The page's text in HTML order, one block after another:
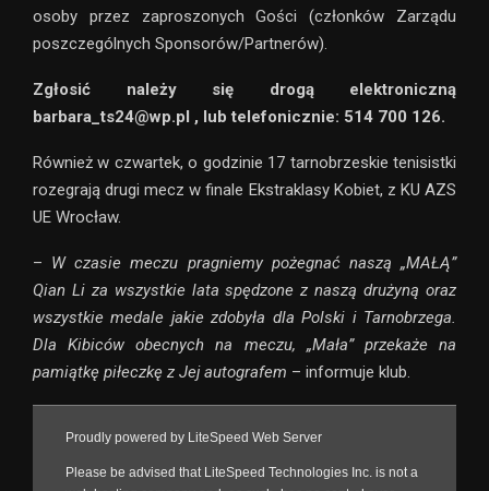
osoby przez zaproszonych Gości (członków Zarządu
poszczególnych Sponsorów/Partnerów).
Zgłosić należy się drogą elektroniczną
barbara_ts24@wp.pl , lub telefonicznie: 514 700 126.
Również w czwartek, o godzinie 17 tarnobrzeskie tenisistki
rozegrają drugi mecz w finale Ekstraklasy Kobiet, z KU AZS
UE Wrocław.
– W czasie meczu pragniemy pożegnać naszą „MAŁĄ”
Qian Li za wszystkie lata spędzone z naszą drużyną oraz
wszystkie medale jakie zdobyła dla Polski i Tarnobrzega.
Dla Kibiców obecnych na meczu, „Mała” przekaże na
pamiątkę piłeczkę z Jej autografem – informuje klub.